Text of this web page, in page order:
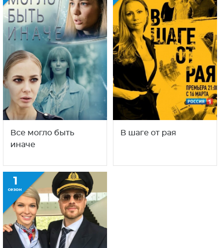
Все могло быть
иначе
В шаге от рая
1
сезон